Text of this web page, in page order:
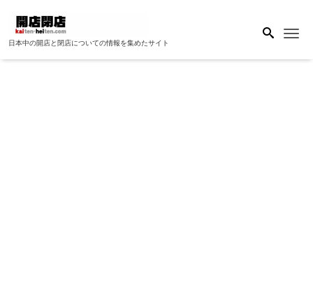
日本中の開店と閉店についての情報を集めたサイト